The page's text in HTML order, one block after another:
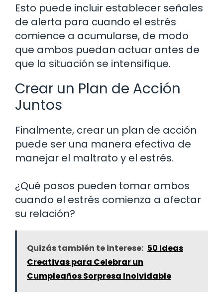
Esto puede incluir establecer señales
de alerta para cuando el estrés
comience a acumularse, de modo
que ambos puedan actuar antes de
que la situación se intensifique.
Crear un Plan de Acción
Juntos
Finalmente, crear un plan de acción
puede ser una manera efectiva de
manejar el maltrato y el estrés.
¿Qué pasos pueden tomar ambos
cuando el estrés comienza a afectar
su relación?
Quizás también te interese: 50 Ideas
Creativas para Celebrar un
Cumpleaños Sorpresa Inolvidable